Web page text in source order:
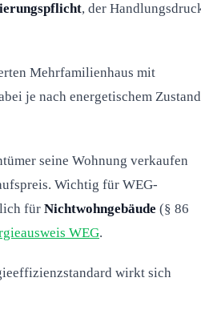
, der
Mehrfamilienhaus mit
je nach energetischem Zustand
seine Wohnung verkaufen
Wichtig für WEG-
für Nichtwohngebäude (§ 86
WEG.
wirkt sich